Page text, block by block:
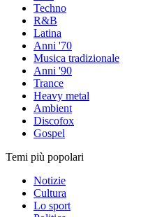
Techno
R&B
Latina
Anni '70
Musica tradizionale
Anni '90
Trance
Heavy metal
Ambient
Discofox
Gospel
Temi più popolari
Notizie
Cultura
Lo sport